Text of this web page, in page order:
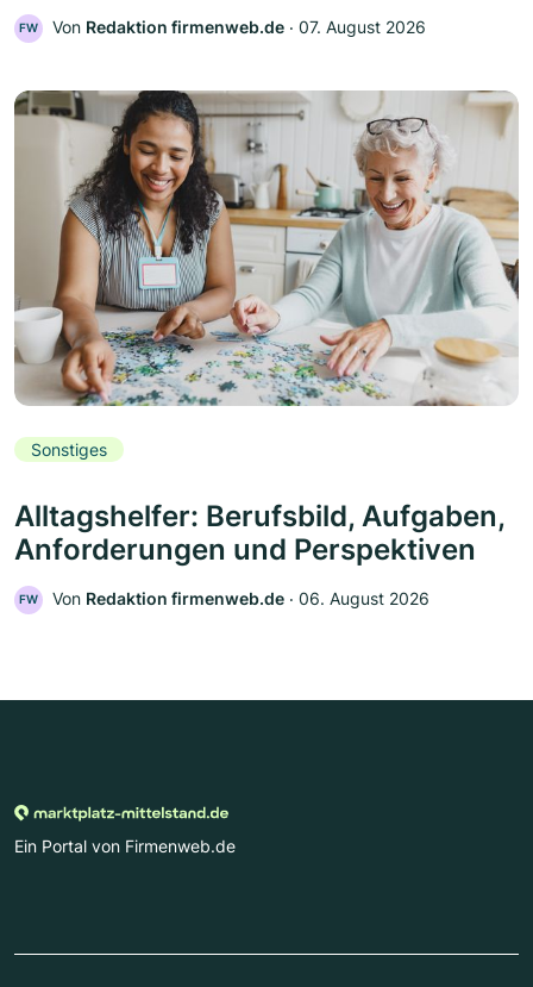
FW Von Redaktion firmenweb.de ‧ 07. August 2026
Sonstiges
Alltagshelfer: Berufsbild, Aufgaben,
Anforderungen und Perspektiven
FW Von Redaktion firmenweb.de ‧ 06. August 2026
Ein Portal von Firmenweb.de